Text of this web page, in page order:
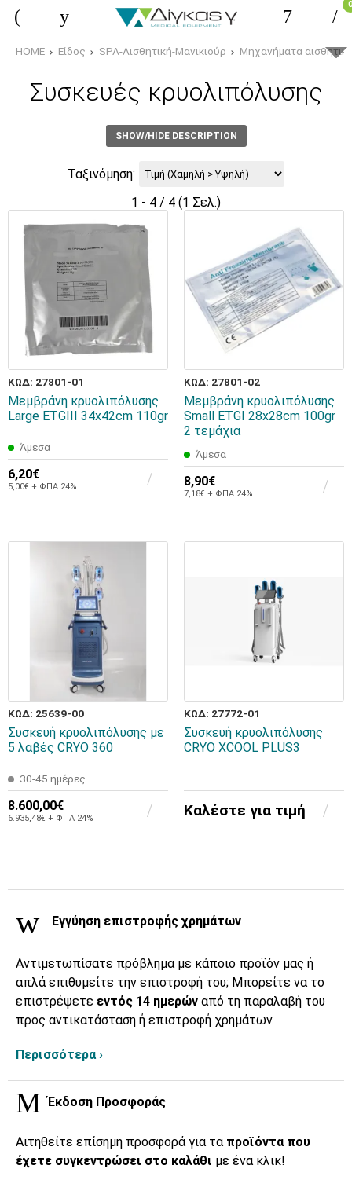
0
HOME Είδος SPA-Αισθητική-Μανικιούρ Μηχανήματα
Συσκευές κρυολιπόλυσης
SHOW/HIDE DESCRIPTION
Ταξινόμηση:
1 - 4 / 4 (1 Σελ.)
ΚΩΔ: 27801-01
Μεμβράνη κρυολιπόλυσης
Large ETGIII 34x42cm 110gr
Άμεσα
6,20€
5,00€ + ΦΠΑ 24%
ΚΩΔ: 27801-02
Μεμβράνη κρυολιπόλυσης
Small ETGI 28x28cm 100gr
2 τεμάχια
Άμεσα
8,90€
7,18€ + ΦΠΑ 24%
ΚΩΔ: 25639-00
Συσκευή κρυολιπόλυσης με
5 λαβές CRYO 360
30-45 ημέρες
8.600,00€
6.935,48€ + ΦΠΑ 24%
ΚΩΔ: 27772-01
Συσκευή κρυολιπόλυσης
CRYO XCOOL PLUS3
Καλέστε για τιμή
Εγγύηση επιστροφής χρημάτων
Αντιμετωπίσατε πρόβλημα με κάποιο προϊόν μας ή
απλά επιθυμείτε την επιστροφή του; Μπορείτε να το
επιστρέψετε εντός 14 ημερών από τη παραλαβή του
προς αντικατάσταση ή επιστροφή χρημάτων.
Περισσότερα ›
Έκδοση Προσφοράς
Αιτηθείτε επίσημη προσφορά για τα προϊόντα που
έχετε συγκεντρώσει στο καλάθι με ένα κλικ!